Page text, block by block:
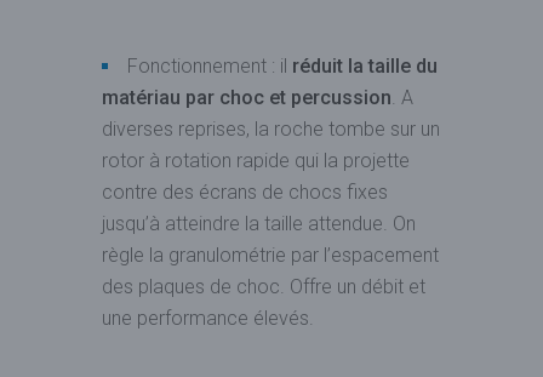
Fonctionnement : il réduit la taille du
matériau par choc et percussion. A
diverses reprises, la roche tombe sur un
rotor à rotation rapide qui la projette
contre des écrans de chocs fixes
jusqu’à atteindre la taille attendue. On
règle la granulométrie par l’espacement
des plaques de choc. Offre un débit et
une performance élevés.